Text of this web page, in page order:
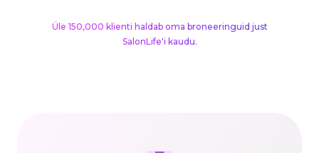
Üle 150,000 klienti haldab oma broneeringuid just
SalonLife'i kaudu.